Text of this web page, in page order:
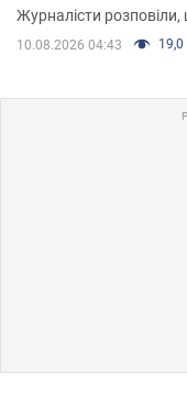
Журналісти розповіли,
10.08.2026 04:43 19,0